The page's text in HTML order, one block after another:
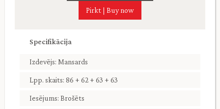
Pirkt | Buy now
Specifikācija
Izdevējs: Mansards
Lpp. skaits: 86 + 62 + 63 + 63
Iesējums: Brošēts